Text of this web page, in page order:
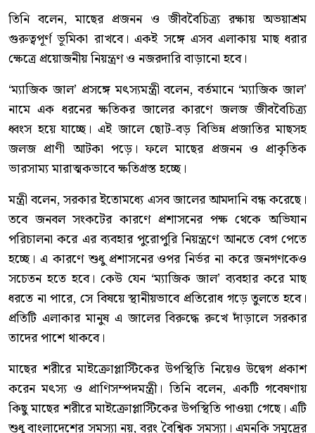
তিনি বলেন, মাছের প্রজনন ও জীববৈচিত্র্য রক্ষায় অভয়াশ্রম
গুরুত্বপূর্ণ ভূমিকা রাখবে। একই সঙ্গে এসব এলাকায় মাছ ধরার
ক্ষেত্রে প্রয়োজনীয় নিয়ন্ত্রণ ও নজরদারি বাড়ানো হবে।
‘ম্যাজিক জাল’ প্রসঙ্গে মৎস্যমন্ত্রী বলেন, বর্তমানে ‘ম্যাজিক জাল’
নামে এক ধরনের ক্ষতিকর জালের কারণে জলজ জীববৈচিত্র্য
ধ্বংস হয়ে যাচ্ছে। এই জালে ছোট-বড় বিভিন্ন প্রজাতির মাছসহ
জলজ প্রাণী আটকা পড়ে। ফলে মাছের প্রজনন ও প্রাকৃতিক
ভারসাম্য মারাত্মকভাবে ক্ষতিগ্রস্ত হচ্ছে।
মন্ত্রী বলেন, সরকার ইতোমধ্যে এসব জালের আমদানি বন্ধ করেছে।
তবে জনবল সংকটের কারণে প্রশাসনের পক্ষ থেকে অভিযান
পরিচালনা করে এর ব্যবহার পুরোপুরি নিয়ন্ত্রণে আনতে বেগ পেতে
হচ্ছে। এ কারণে শুধু প্রশাসনের ওপর নির্ভর না করে জনগণকেও
সচেতন হতে হবে। কেউ যেন ‘ম্যাজিক জাল’ ব্যবহার করে মাছ
ধরতে না পারে, সে বিষয়ে স্থানীয়ভাবে প্রতিরোধ গড়ে তুলতে হবে।
প্রতিটি এলাকার মানুষ এ জালের বিরুদ্ধে রুখে দাঁড়ালে সরকার
তাদের পাশে থাকবে।
মাছের শরীরে মাইক্রোপ্লাস্টিকের উপস্থিতি নিয়েও উদ্বেগ প্রকাশ
করেন মৎস্য ও প্রাণিসম্পদমন্ত্রী। তিনি বলেন, একটি গবেষণায়
কিছু মাছের শরীরে মাইক্রোপ্লাস্টিকের উপস্থিতি পাওয়া গেছে। এটি
শুধু বাংলাদেশের সমস্যা নয়, বরং বৈশ্বিক সমস্যা। এমনকি সমুদ্রের